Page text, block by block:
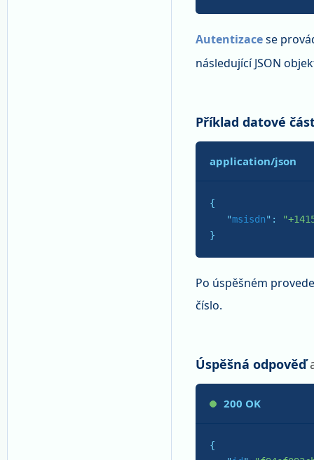
Autentizacese
následující JSON
Příklad datové
application/json
{
   "
msisdn":
}
Po úspěšném
číslo.
Úspěšná odpověď
200 OK
{